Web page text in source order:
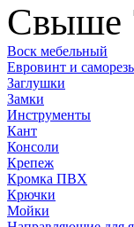
Свыше
Воск мебельный
Евровинт и
Заглушки
Замки
Инструменты
Кант
Консоли
Крепеж
Кромка ПВХ
Крючки
Мойки